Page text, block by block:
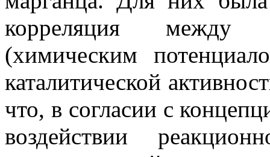
корреляция между
(химическим
каталитической
что, в согласии с
воздействии